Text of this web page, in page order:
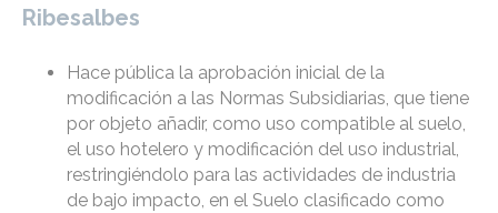
Ribesalbes
Hace pública la aprobación inicial de la
modificación a las Normas Subsidiarias, que tiene
por objeto añadir, como uso compatible al suelo,
el uso hotelero y modificación del uso industrial,
restringiéndolo para las actividades de industria
de bajo impacto, en el Suelo clasificado como